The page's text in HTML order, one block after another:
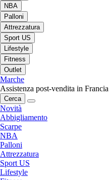
NBA
Palloni
Attrezzatura
Sport US
Lifestyle
Fitness
Outlet
Marche
Assistenza post-vendita in Francia
Cerca
Novità
Abbigliamento
Scarpe
NBA
Palloni
Attrezzatura
Sport US
Lifestyle